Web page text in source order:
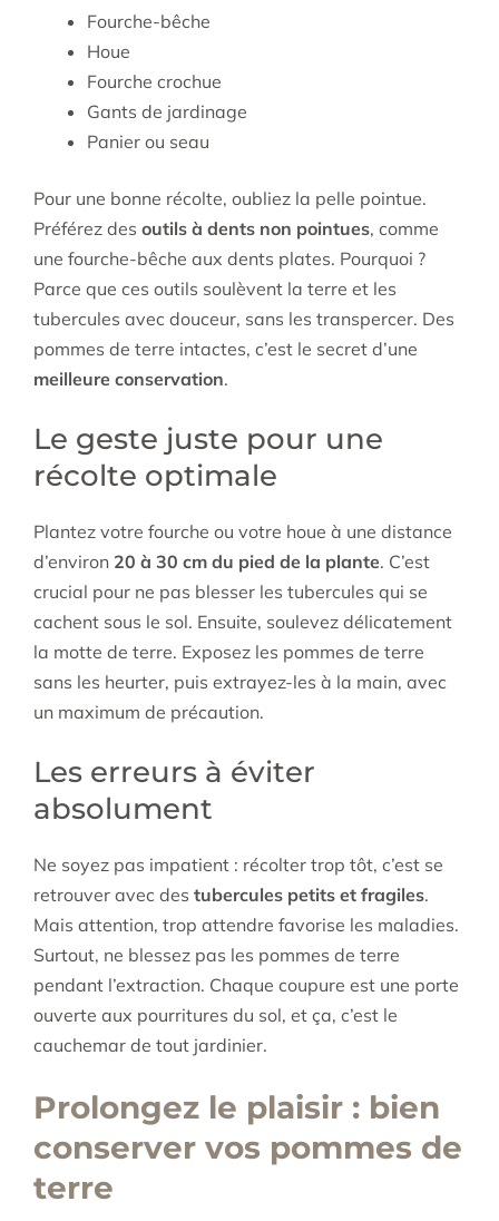
Fourche-bêche
Houe
Fourche crochue
Gants de jardinage
Panier ou seau
Pour une bonne récolte, oubliez la pelle pointue.
Préférez des outils à dents non pointues, comme
une fourche-bêche aux dents plates. Pourquoi ?
Parce que ces outils soulèvent la terre et les
tubercules avec douceur, sans les transpercer. Des
pommes de terre intactes, c’est le secret d’une
meilleure conservation.
Le geste juste pour une
récolte optimale
Plantez votre fourche ou votre houe à une distance
d’environ 20 à 30 cm du pied de la plante. C’est
crucial pour ne pas blesser les tubercules qui se
cachent sous le sol. Ensuite, soulevez délicatement
la motte de terre. Exposez les pommes de terre
sans les heurter, puis extrayez-les à la main, avec
un maximum de précaution.
Les erreurs à éviter
absolument
Ne soyez pas impatient : récolter trop tôt, c’est se
retrouver avec des tubercules petits et fragiles.
Mais attention, trop attendre favorise les maladies.
Surtout, ne blessez pas les pommes de terre
pendant l’extraction. Chaque coupure est une porte
ouverte aux pourritures du sol, et ça, c’est le
cauchemar de tout jardinier.
Prolongez le plaisir : bien
conserver vos pommes de
terre